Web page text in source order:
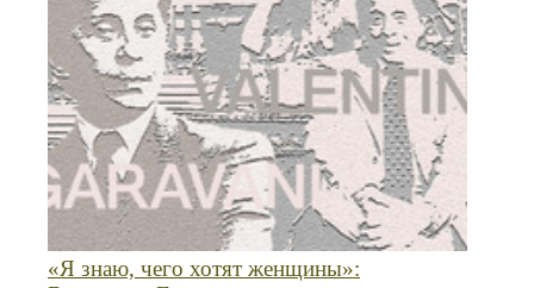
«Я знаю, чего хотят женщины»: